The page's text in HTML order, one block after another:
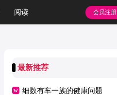
阅读 会员注册
最新推荐
细数有车一族的健康问题